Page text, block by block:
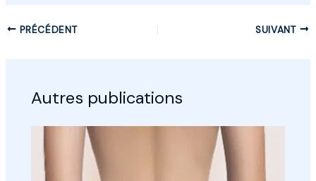
PRÉCÉDENT SUIVANT
Autres publications